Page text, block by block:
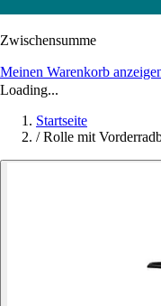
Zwischensumme
Meinen Warenkorb
Loading...
Startseite
/ Rolle mit